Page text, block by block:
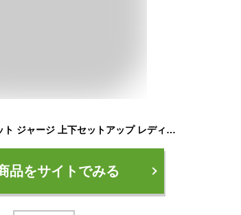
春秋 パーカー 2点セット ジャージ 上下セットアップ レディース 韓国風 スウェット ワイドパンツ 上下 カジュアル ルームウェア 部屋着 ゆったり 体型カバー 大きいサイズ NTZ07 (グレー, L)
品をサイトでみる